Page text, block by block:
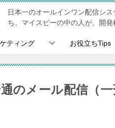
日本一のオールインワン配信シ
ち、マイスピーの中の人が、開
ティング お役立ちTips
のメール配信（